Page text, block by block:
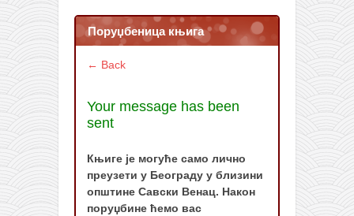
Поруџбеница књига
← Back
Your message has been
sent
Књиге је могуће само лично
преузети у Београду у близини
општине Савски Венац. Након
поруџбине ћемо вас